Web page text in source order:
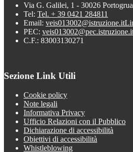
Via G. Galilei, 1 - 30026
Tel: Tel. + 39 0421 284811
Email: veis013002@istruzione.it
PEC:
C.F.: 83003130271
Sezione Link Utili
Cookie policy
Note legali
Informativa Privacy
Ufficio Relazioni con il Pubblico
Dichiarazione di accessibilità
Obiettivi di accessibilità
Whistleblowing